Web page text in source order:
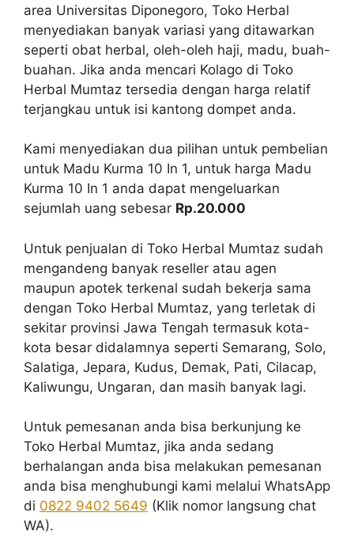
area Universitas Diponegoro, Toko Herbal
menyediakan banyak variasi yang ditawarkan
seperti obat herbal, oleh-oleh haji, madu, buah-
buahan. Jika anda mencari Kolago di Toko
Herbal Mumtaz tersedia dengan harga relatif
terjangkau untuk isi kantong dompet anda.
Kami menyediakan dua pilihan untuk pembelian
untuk Madu Kurma 10 In 1, untuk harga Madu
Kurma 10 In 1 anda dapat mengeluarkan
sejumlah uang sebesar Rp.20.000
Untuk penjualan di Toko Herbal Mumtaz sudah
mengandeng banyak reseller atau agen
maupun apotek terkenal sudah bekerja sama
dengan Toko Herbal Mumtaz, yang terletak di
sekitar provinsi Jawa Tengah termasuk kota-
kota besar didalamnya seperti Semarang, Solo,
Salatiga, Jepara, Kudus, Demak, Pati, Cilacap,
Kaliwungu, Ungaran, dan masih banyak lagi.
Untuk pemesanan anda bisa berkunjung ke
Toko Herbal Mumtaz, jika anda sedang
berhalangan anda bisa melakukan pemesanan
anda bisa menghubungi kami melalui WhatsApp
di 0822 9402 5649 (Klik nomor langsung chat
WA).